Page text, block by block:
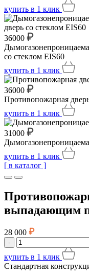
купить в 1 клик
36000
со стеклом EIS60
купить в 1 клик
36000
Противопожарная
купить в 1 клик
31000
купить в 1 клик
[ в каталог ]
выпадающим
28 000
-
купить в 1 клик
Стандартная